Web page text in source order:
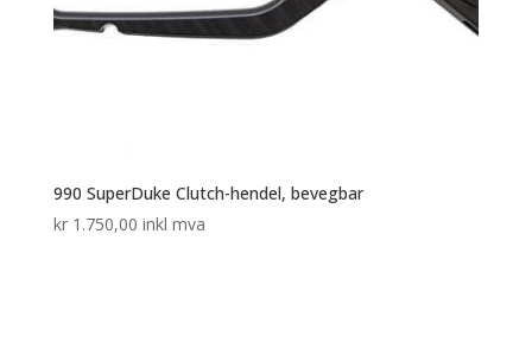
990 SuperDuke Clutch-hendel, bevegbar
kr1.750,00 inkl mva